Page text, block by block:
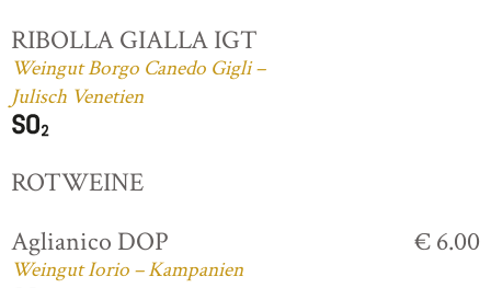
RIBOLLA GIALLA IGT
Weingut Borgo Canedo Gigli –
Julisch Venetien
ROTWEINE
Aglianico DOP
Weingut Iorio – Kampanien
€ 6.00